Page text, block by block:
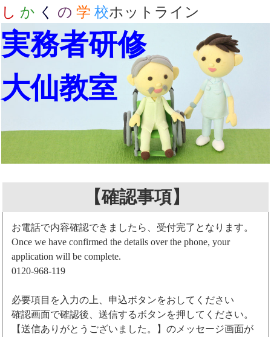
し か く の 学 校ホットライン
実務者研修
大仙教室
【確認事項】
お電話で内容確認できましたら、受付完了となります。
Once we have confirmed the details over the phone, your
application will be complete.
0120-968-119
必要項目を入力の上、申込ボタンをおしてください
確認画面で確認後、送信するボタンを押してください。
【送信ありがとうございました。】のメッセージ画面が